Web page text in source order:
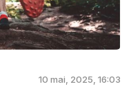
10 mai, 2025, 16:03